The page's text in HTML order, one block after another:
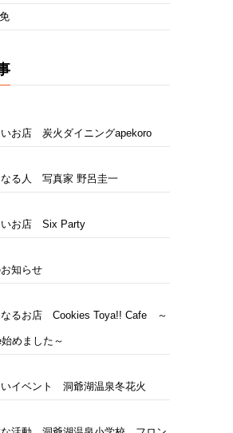
お店 炭火ダイニングapekoro
なる人 写真家 野呂圭一
いお店 Six Party
知らせ
なるお店 Cookies Toya!! Cafe ～
めました～
イベント 洞爺湖温泉冬花火